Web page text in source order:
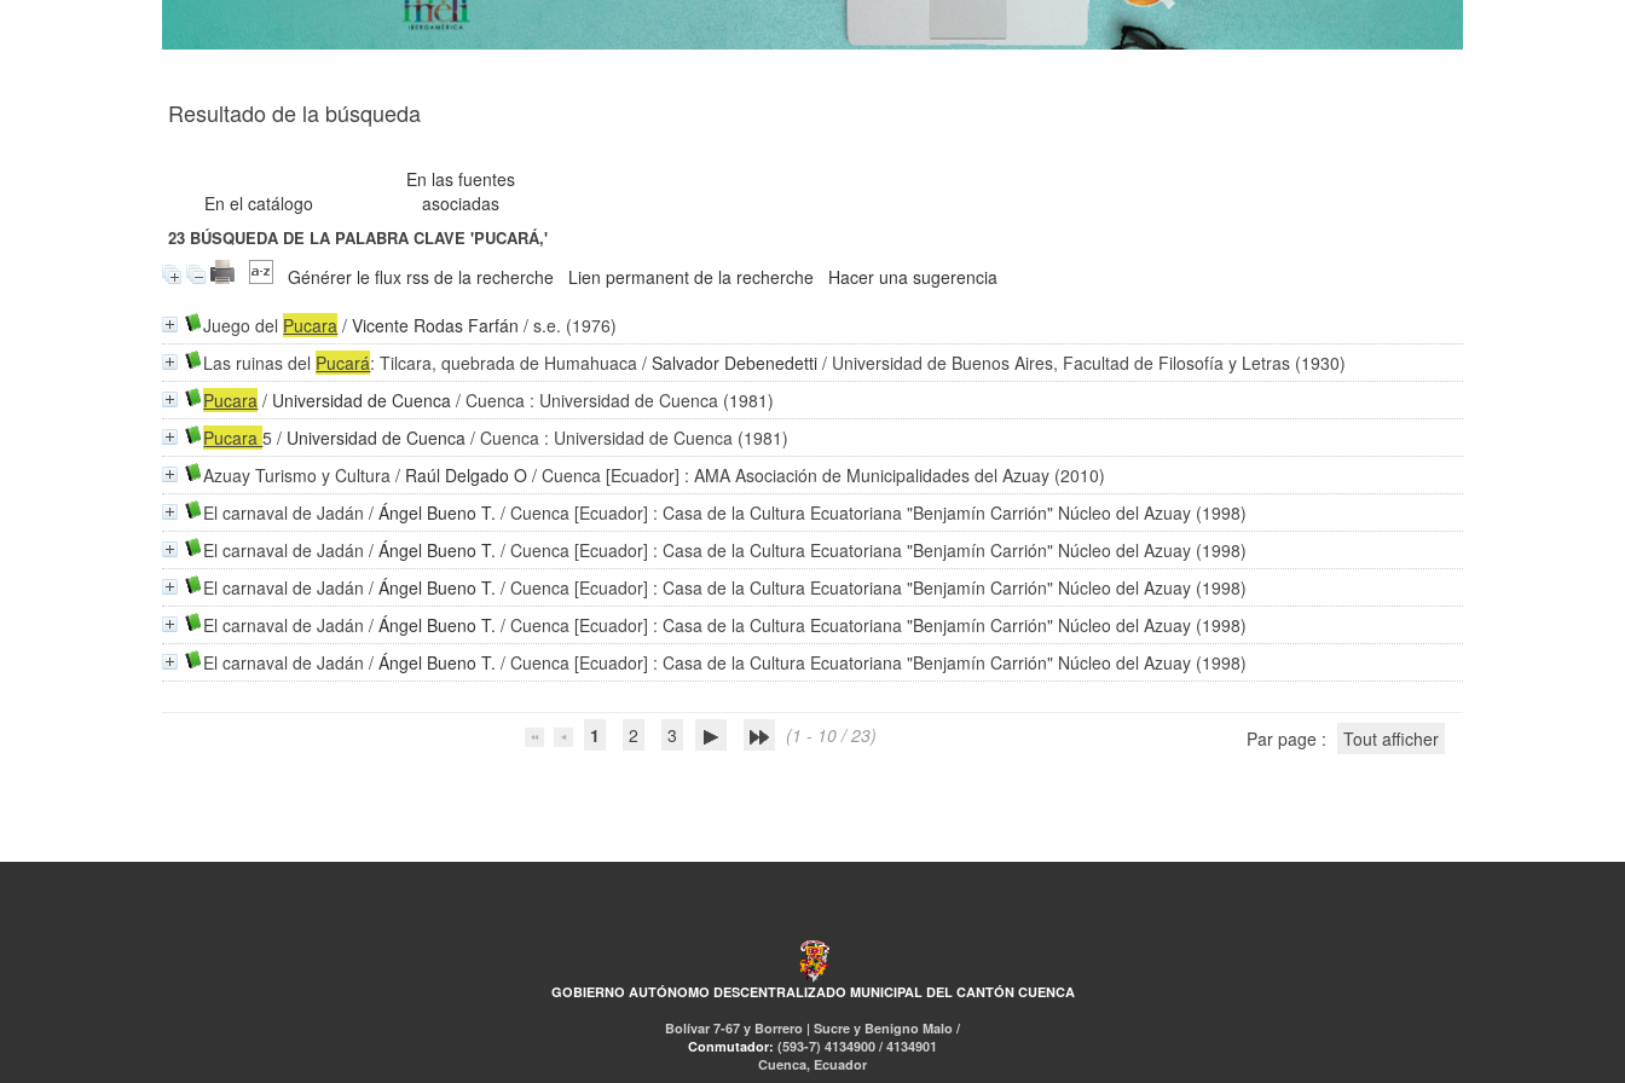
Resultado de la búsqueda
En el catálogo
En las fuentes
asociadas
23 BÚSQUEDA DE LA PALABRA CLAVE'PUCARÁ,'
Générer le flux rss de la recherche Lien permanent de la recherche
Hacer una sugerencia
Juego del Pucara /Vicente Rodas Farfán / s.e. (1976)
Las ruinas del Pucará: Tilcara, quebrada de Humahuaca /Salvador Debenedetti / Universidad de Buenos Aires, Facultad de Filosofía y Letras (1930)
Pucara / Universidad de Cuenca / Cuenca : Universidad de Cuenca (1981)
Pucara5 / Universidad de Cuenca / Cuenca : Universidad de Cuenca (1981)
Azuay Turismo y Cultura / Raúl Delgado O / Cuenca [Ecuador] : AMA Asociación de Municipalidades del Azuay (2010)
El carnaval de Jadán /Ángel Bueno T. / Cuenca [Ecuador] : Casa de la Cultura Ecuatoriana "Benjamín Carrión" Núcleo del Azuay (1998)
El carnaval de Jadán /Ángel Bueno T. / Cuenca [Ecuador] : Casa de la Cultura Ecuatoriana "Benjamín Carrión" Núcleo del Azuay (1998)
El carnaval de Jadán /Ángel Bueno T. / Cuenca [Ecuador] : Casa de la Cultura Ecuatoriana "Benjamín Carrión" Núcleo del Azuay (1998)
El carnaval de Jadán /Ángel Bueno T. / Cuenca [Ecuador] : Casa de la Cultura Ecuatoriana "Benjamín Carrión" Núcleo del Azuay (1998)
El carnaval de Jadán /Ángel Bueno T. / Cuenca [Ecuador] : Casa de la Cultura Ecuatoriana "Benjamín Carrión" Núcleo del Azuay (1998)
1 2 3 (1 - 10 / 23) Par page : Tout afficher
GOBIERNO AUTÓNOMO DESCENTRALIZADO MUNICIPAL DEL CANTÓN CUENCA
Bolívar 7-67 y Borrero | Sucre y Benigno Malo /
Conmutador: (593-7) 4134900 / 4134901
Cuenca, Ecuador